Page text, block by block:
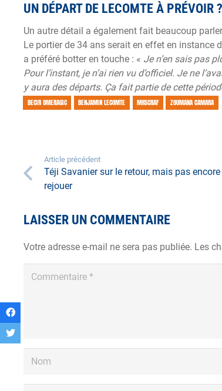
UN DÉPART DE LECOMTE À PRÉVOIR ?
Un autre détail a également fait beaucoup
Le portier de 34 ans serait en effet en instance
a préféré botter en touche : « Je n’en sais pas
Pour l’instant, je n’ai rien vu d’officiel. Je ne
y aura des départs. Ça fait partie de cette
BECIR OMERAGIC BENJAMIN LECOMTE MHSCRAF ZOUMANA CAMARA
Article précédent
Téji Savanier sur le retour, mais pas
rejouer
LAISSER UN COMMENTAIRE
Votre adresse e-mail ne sera pas publiée. Les